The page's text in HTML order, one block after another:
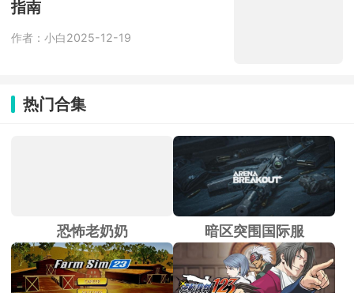
作者：小白
暗区突围国际服